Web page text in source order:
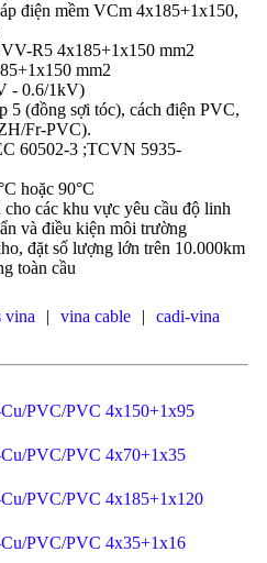
điện mềm VCm 4x185+1x150,
R5 4x185+1x150 mm2
mm2
- 0.6/1kV)
5 (đồng sợi tóc), cách điện PVC,
Fr-PVC).
60502-3 ;TCVN 5935-
hoặc 90°C
các khu vực yêu cầu độ linh
và điều kiện môi trường
đặt số lượng lớn trên 10.000km
toàn cầu
vina | vina cable | cadi-vina
PVC/PVC 4x150+1x95
PVC/PVC 4x70+1x35
PVC/PVC 4x185+1x120
PVC/PVC 4x35+1x16